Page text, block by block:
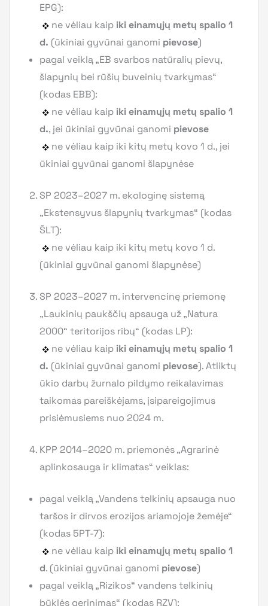
EPG):
ne vėliau kaip iki einamųjų metų spalio 1
d. (ūkiniai gyvūnai ganomi pievose)
pagal veiklą „EB svarbos natūralių pievų,
šlapynių bei rūšių buveinių tvarkymas“
(kodas EBB):
ne vėliau kaip iki einamųjų metų spalio 1
d., jei ūkiniai gyvūnai ganomi pievose
ne vėliau kaip iki kitų metų kovo 1 d., jei
ūkiniai gyvūnai ganomi šlapynėse
SP 2023–2027 m. ekologinę sistemą
„Ekstensyvus šlapynių tvarkymas“ (kodas
ŠLT):
ne vėliau kaip iki kitų metų kovo 1 d.
(ūkiniai gyvūnai ganomi šlapynėse)
SP 2023–2027 m. intervencinę priemonę
„Laukinių paukščių apsauga už „Natura
2000“ teritorijos ribų“ (kodas LP):
ne vėliau kaip iki einamųjų metų spalio 1
d. (ūkiniai gyvūnai ganomi pievose). Atliktų
ūkio darbų žurnalo pildymo reikalavimas
taikomas pareiškėjams, įsipareigojimus
prisiėmusiems nuo 2024 m.
KPP 2014–2020 m. priemonės „Agrarinė
aplinkosauga ir klimatas“ veiklas:
pagal veiklą „Vandens telkinių apsauga nuo
taršos ir dirvos erozijos ariamojoje žemėje“
(kodas 5PT-7):
ne vėliau kaip iki einamųjų metų spalio 1
d. (ūkiniai gyvūnai ganomi pievose)
pagal veiklą „Rizikos“ vandens telkinių
būklės gerinimas“ (kodas RZV):